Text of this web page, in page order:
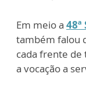
Em meio a
também falou
cada frente de
a vocação a